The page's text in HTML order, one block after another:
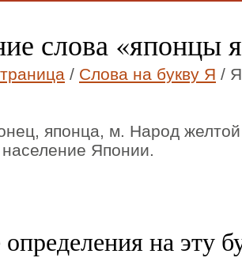
слова «японцы
/ Слова на букву Я /
японца, м. Народ
Японии.
на эту